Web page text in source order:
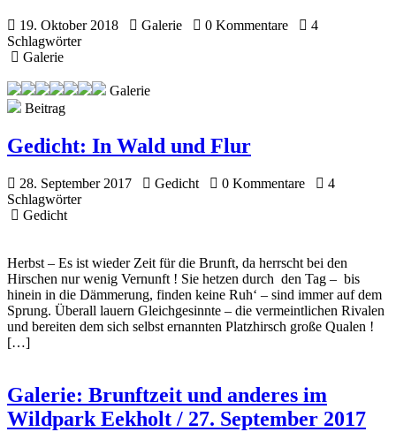
19. Oktober 2018 Galerie 0 Kommentare
4
Schlagwörter
Galerie
Galerie
Beitrag
Gedicht: In Wald und Flur
28. September 2017 Gedicht 0 Kommentare
4
Schlagwörter
Gedicht
Herbst – Es ist wieder Zeit für die Brunft, da herrscht bei den
Hirschen nur wenig Vernunft ! Sie hetzen durch den Tag – bis
hinein in die Dämmerung, finden keine Ruh‘ – sind immer auf dem
Sprung. Überall lauern Gleichgesinnte – die vermeintlichen Rivalen
und bereiten dem sich selbst ernannten Platzhirsch große Qualen !
[…]
Galerie: Brunftzeit und anderes im
Wildpark Eekholt / 27. September 2017